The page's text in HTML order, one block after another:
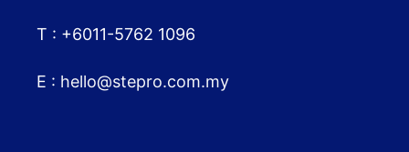
T : +6011-5762 1096
E : hello@stepro.com.my